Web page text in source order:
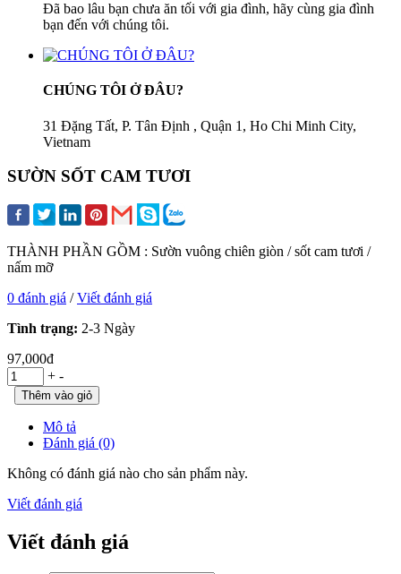
Đã bao lâu bạn chưa ăn tối với gia đình, hãy cùng gia đình
bạn đến với chúng tôi.
CHÚNG TÔI Ở ĐÂU?
31 Đặng Tất, P. Tân Định , Quận 1, Ho Chi Minh City,
Vietnam
SƯỜN SỐT CAM TƯƠI
THÀNH PHẦN GỒM : Sườn vuông chiên giòn / sốt cam tươi /
nấm mỡ
0 đánh giá /Viết đánh giá
Tình trạng: 2-3 Ngày
97,000đ
+ -
Mô tả
Đánh giá (0)
Không có đánh giá nào cho sản phẩm này.
Viết đánh giá
Viết đánh giá